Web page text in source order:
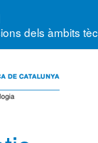
dels àmbits